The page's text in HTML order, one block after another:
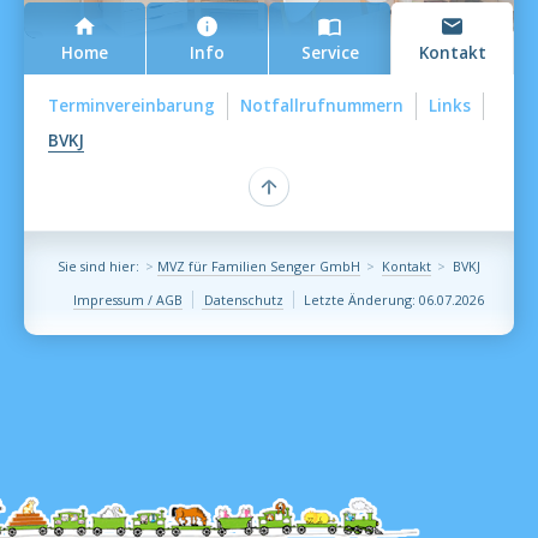
Home Info Service Kontakt
Terminvereinbarung Notfallrufnummern
Links
BVKJ
Sie sind hier: MVZ für Familien Senger GmbH Kontakt
BVKJ
Impressum / AGB
Datenschutz Letzte Änderung: 06.07.2026